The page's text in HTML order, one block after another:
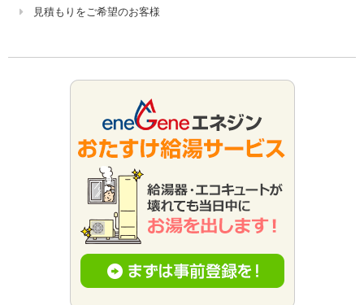
見積もりをご希望のお客様